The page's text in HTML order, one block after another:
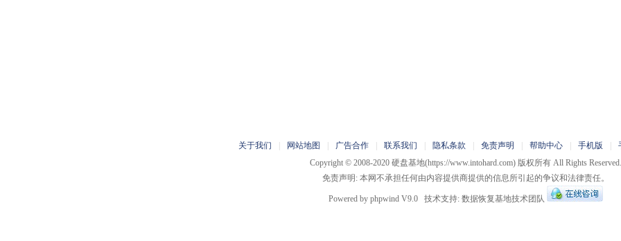
关于我们 网站地图 广告合作 联系我们 隐私条款 免责声明 帮助中心 手机版
Copyright © 2008-2020 硬盘基地(https://www.intohard.com) 版权所有 All Rights Reserved.
免责声明: 本网不承担任何由内容提供商提供的信息所引起的争议和法律责任。
Powered by phpwind V9.0 技术支持: 数据恢复基地技术团队